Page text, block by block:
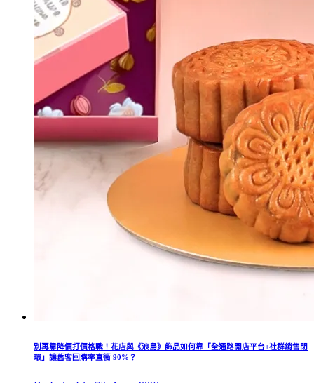
別再靠降價打價格戰！花店與《浪島》飾品如何靠「全通路開店平台+社群銷售閉
環」讓舊客回購率直衝 90%？